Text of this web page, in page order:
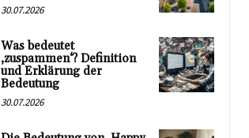
30.07.2026
Was bedeutet
‚zuspammen‘? Definition
und Erklärung der
Bedeutung
30.07.2026